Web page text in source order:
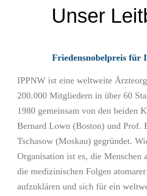
Unser
Friedensnobelpreis für
IPPNW ist eine weltweite
200.000 Mitgliedern in über 60
1980 gemeinsam von den beiden
Bernard Lown (Boston) und Prof.
Tschasow (Moskau) gegründet.
Organisation ist es, die Menschen
die medizinischen Folgen
aufzuklären und sich für ein